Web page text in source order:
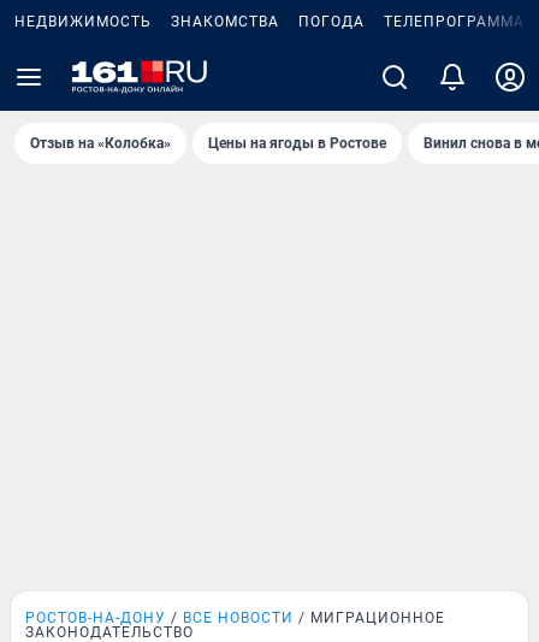
НЕДВИЖИМОСТЬ ЗНАКОМСТВА ПОГОДА ТЕЛЕПРОГРАММА
Отзыв на «Колобка» Цены на ягоды в Ростове Винил снова в
РОСТОВ-НА-ДОНУ ВСЕ НОВОСТИ
МИГРАЦИОННОЕ
ЗАКОНОДАТЕЛЬСТВО